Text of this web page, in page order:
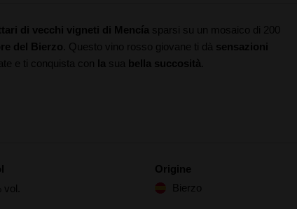
di vecchi vigneti di Mencía sparsi su un mosaico di 200
del Bierzo . Questo vino rosso giovane ti dà sensazioni
e ti conquista con la sua bella succosità
vol.
Origine
Bierzo